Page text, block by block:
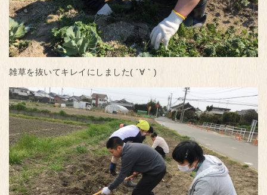
雑草を抜いてキレイにしました( ´∀｀)